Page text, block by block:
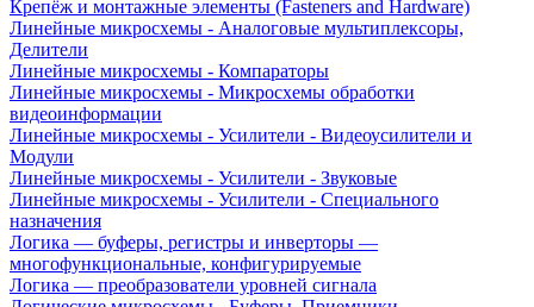
Крепёж и монтажные элементы (Fasteners and Hardware)
Линейные микросхемы - Аналоговые мультиплексоры,
Делители
Линейные микросхемы - Компараторы
Линейные микросхемы - Микросхемы обработки
видеоинформации
Линейные микросхемы - Усилители - Видеоусилители и
Модули
Линейные микросхемы - Усилители - Звуковые
Линейные микросхемы - Усилители - Специального
назначения
Логика — буферы, регистры и инверторы —
многофункциональные, конфигурируемые
Логика — преобразователи уровней сигнала